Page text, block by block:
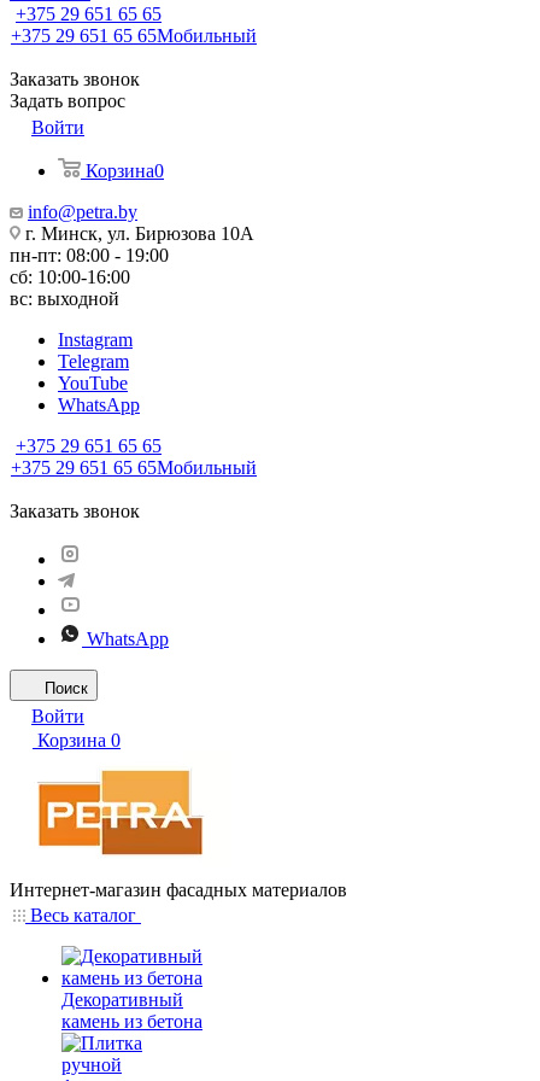
+375 29 651 65 65
+375 29 651 65 65Мобильный
Заказать звонок
Задать вопрос
Войти
Корзина0
info@petra.by
г. Минск, ул. Бирюзова 10А
пн-пт: 08:00 - 19:00
сб: 10:00-16:00
вс: выходной
Instagram
Telegram
YouTube
WhatsApp
+375 29 651 65 65
+375 29 651 65 65Мобильный
Заказать звонок
WhatsApp
Поиск
Войти
Корзина 0
Интернет-магазин фасадных материалов
Весь каталог
Декоративный
камень из бетона